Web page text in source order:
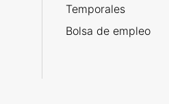
Temporales
Bolsa de empleo